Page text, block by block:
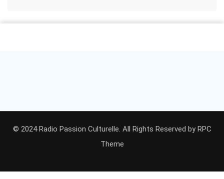
© 2024 Radio Passion Culturelle. All Rights Reserved byRPC
Theme